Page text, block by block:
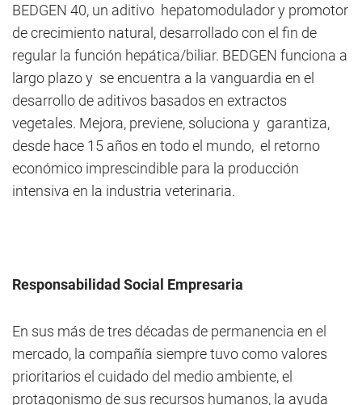
BEDGEN 40, un aditivo hepatomodulador y promotor
de crecimiento natural, desarrollado con el fin de
regular la función hepática/biliar. BEDGEN funciona a
largo plazo y se encuentra a la vanguardia en el
desarrollo de aditivos basados en extractos
vegetales. Mejora, previene, soluciona y garantiza,
desde hace 15 años en todo el mundo, el retorno
económico imprescindible para la producción
intensiva en la industria veterinaria.
Responsabilidad Social Empresaria
En sus más de tres décadas de permanencia en el
mercado, la compañía siempre tuvo como valores
prioritarios el cuidado del medio ambiente, el
protagonismo de sus recursos humanos, la ayuda